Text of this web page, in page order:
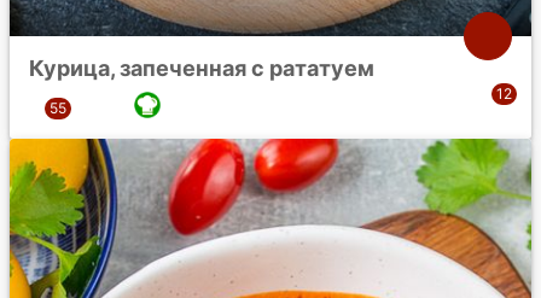
Курица, запеченная с рататуем